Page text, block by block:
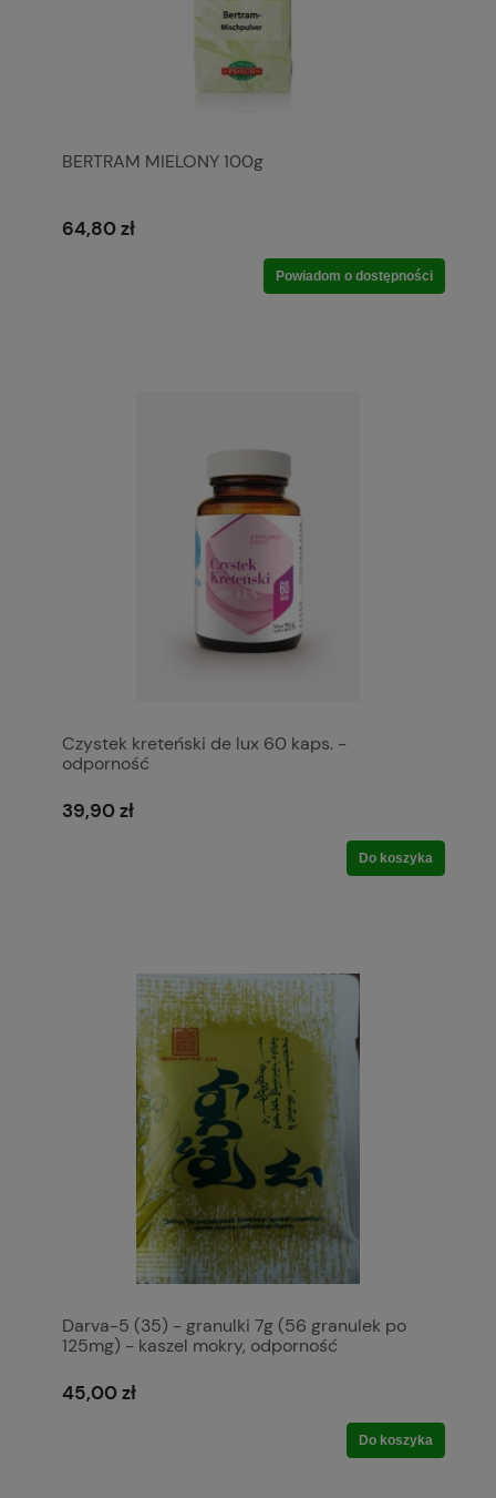
BERTRAM MIELONY 100g
64,80 zł
Powiadom o dostępności
Czystek kreteński de lux 60 kaps. -
odporność
39,90 zł
Do koszyka
Darva-5 (35) - granulki 7g (56 granulek po
125mg) - kaszel mokry, odporność
45,00 zł
Do koszyka